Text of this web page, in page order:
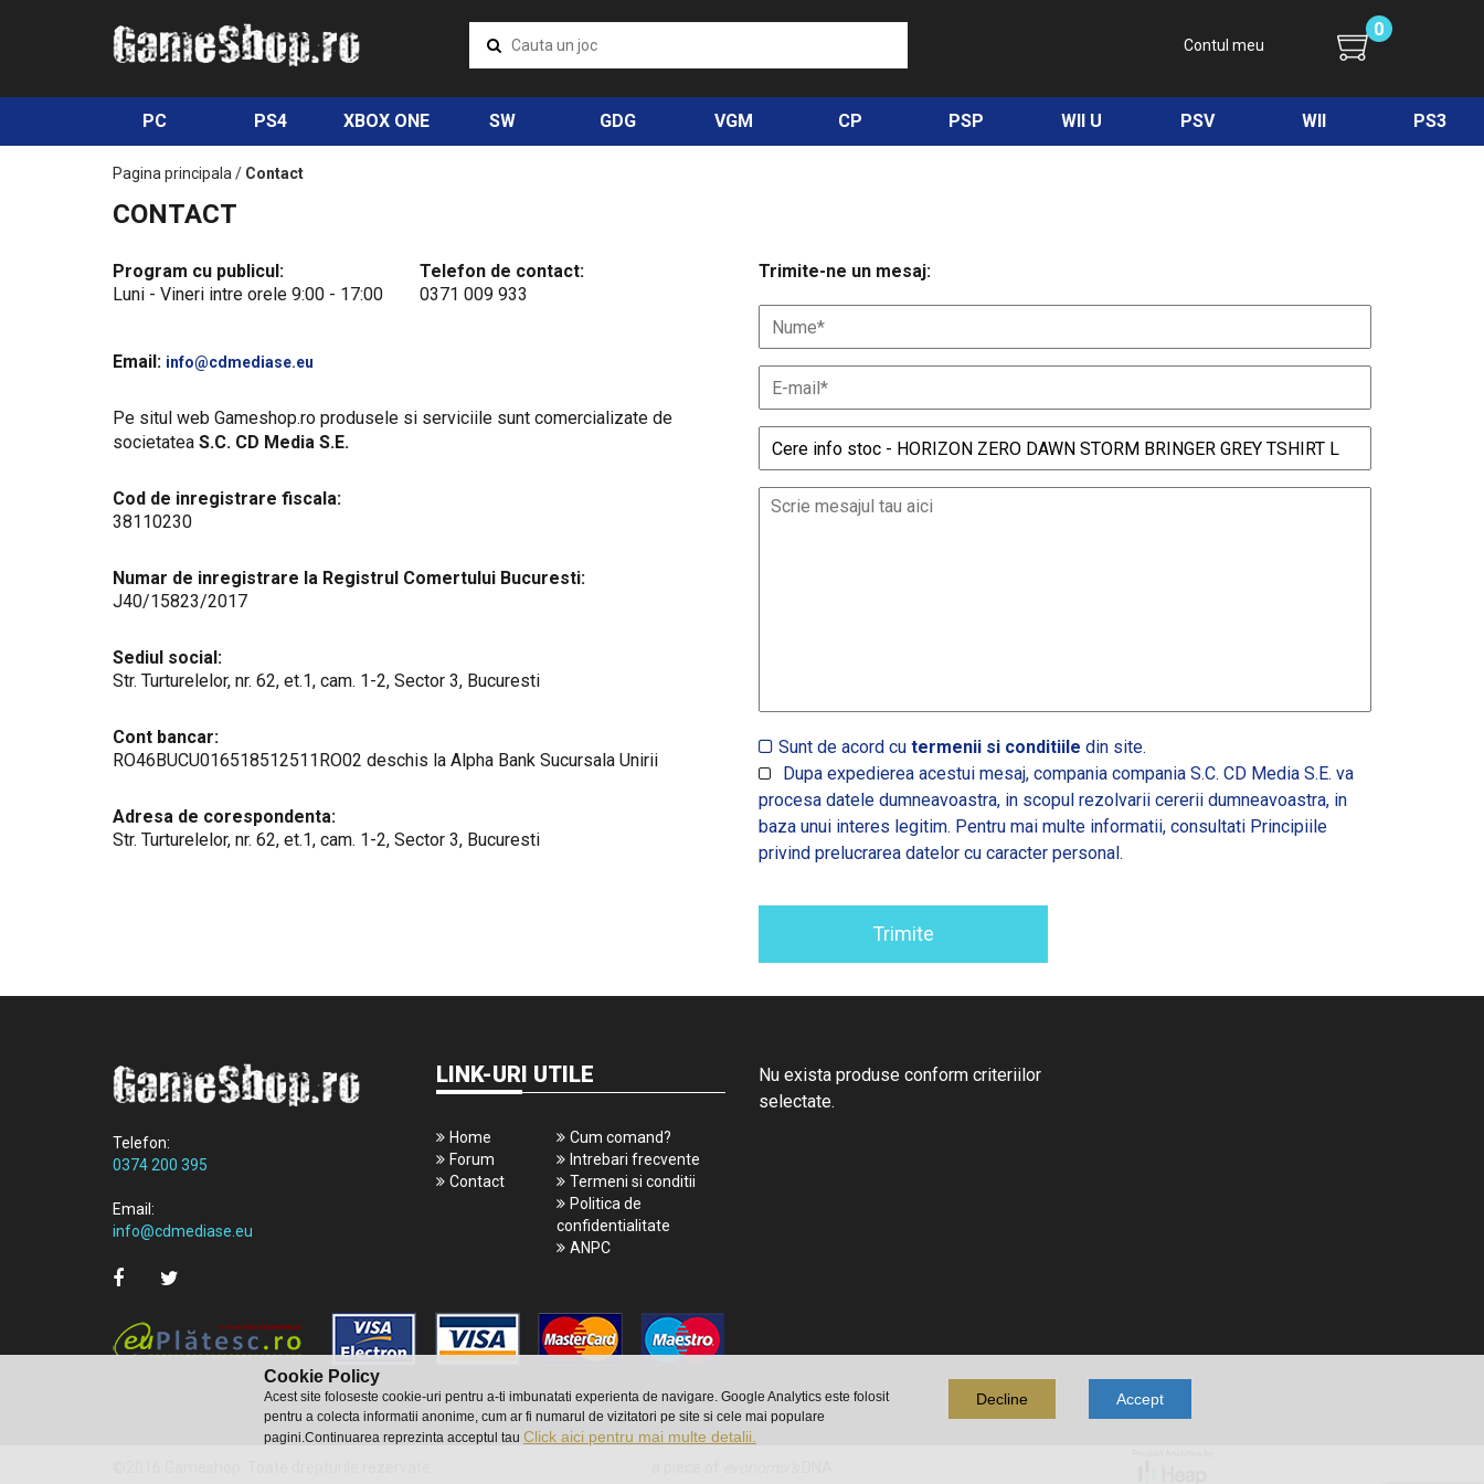
Cookie Policy
Acest site foloseste cookie-uri pentru a-ti imbunatati experienta de navigare. Google Analytics este folosit
pentru a colecta informatii anonime, cum ar fi numarul de vizitatori pe site si cele mai populare
pagini.Continuarea reprezinta acceptul tau Click aici pentru mai multe detalii.
Decline Accept
Contul meu
0
PC PS4 XBOX ONE SW GDG VGM CP PSP WII U PSV WII PS3
Pagina principala / Contact
CONTACT
Program cu publicul:
Luni - Vineri intre orele 9:00 - 17:00
Telefon de contact:
0371 009 933
Email: info@cdmediase.eu
Pe situl web Gameshop.ro produsele si serviciile sunt comercializate de
societatea S.C. CD Media S.E.
Cod de inregistrare fiscala:
38110230
Numar de inregistrare la Registrul Comertului Bucuresti:
J40/15823/2017
Sediul social:
Str. Turturelelor, nr. 62, et.1, cam. 1-2, Sector 3, Bucuresti
Cont bancar:
RO46BUCU016518512511RO02 deschis la Alpha Bank Sucursala Unirii
Adresa de corespondenta:
Str. Turturelelor, nr. 62, et.1, cam. 1-2, Sector 3, Bucuresti
Trimite-ne un mesaj:
Sunt de acord cu termenii si conditiile din site.
Dupa expedierea acestui mesaj, compania compania S.C. CD Media S.E. va
procesa datele dumneavoastra, in scopul rezolvarii cererii dumneavoastra, in
baza unui interes legitim. Pentru mai multe informatii, consultati Principiile
privind prelucrarea datelor cu caracter personal.
Trimite
Telefon:
0374 200 395
Email:
info@cdmediase.eu
LINK-URI UTILE
Home
Forum
Contact
Cum comand?
Intrebari frecvente
Termeni si conditii
Politica de
confidentialitate
ANPC
Nu exista produse conform criteriilor
selectate.